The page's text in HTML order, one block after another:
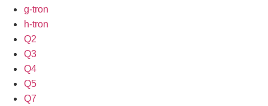
g-tron
h-tron
Q2
Q3
Q4
Q5
Q7